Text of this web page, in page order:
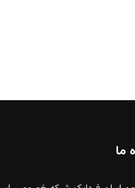
ما